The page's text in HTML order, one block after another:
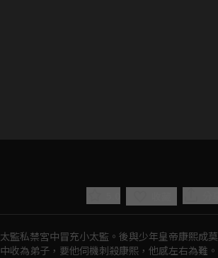
監私禁宮中冒充小太監。後與少年皇帝康熙成莫
收為弟子，要他伺機刺殺康熙，他感左右為難。